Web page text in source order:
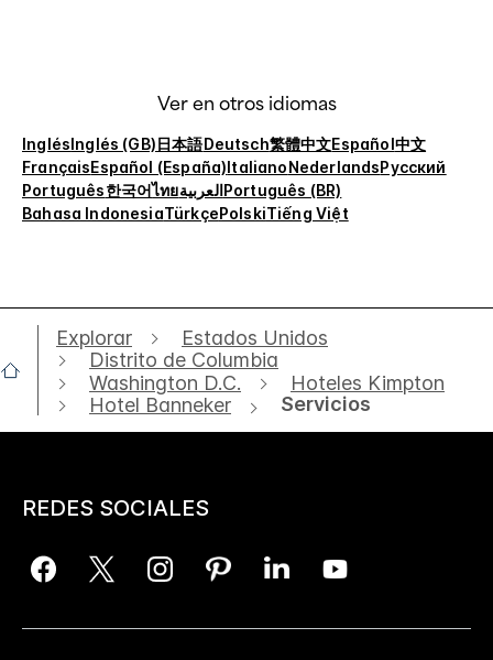
Ver en otros idiomas
InglésInglés (GB)日本語Deutsch繁體中文Español中文
FrançaisEspañol (España)ItalianoNederlandsРусский
Português한국어ไทยالعربيةPortuguês (BR)
Bahasa IndonesiaTürkçePolskiTiếng Việt
Explorar
Estados Unidos
Distrito de Columbia
Washington D.C.
Hoteles Kimpton
Hotel Banneker
Servicios
REDES SOCIALES